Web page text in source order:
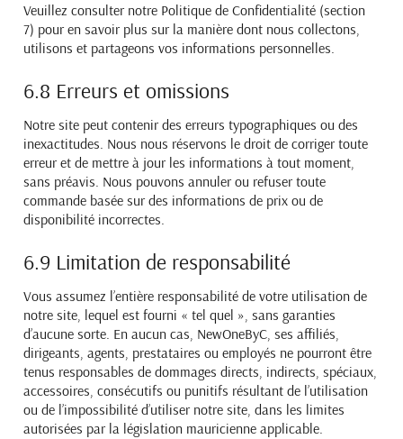
Veuillez consulter notre Politique de Confidentialité (section
7) pour en savoir plus sur la manière dont nous collectons,
utilisons et partageons vos informations personnelles.
6.8 Erreurs et omissions
Notre site peut contenir des erreurs typographiques ou des
inexactitudes. Nous nous réservons le droit de corriger toute
erreur et de mettre à jour les informations à tout moment,
sans préavis. Nous pouvons annuler ou refuser toute
commande basée sur des informations de prix ou de
disponibilité incorrectes.
6.9 Limitation de responsabilité
Vous assumez l’entière responsabilité de votre utilisation de
notre site, lequel est fourni « tel quel », sans garanties
d’aucune sorte. En aucun cas, NewOneByC, ses affiliés,
dirigeants, agents, prestataires ou employés ne pourront être
tenus responsables de dommages directs, indirects, spéciaux,
accessoires, consécutifs ou punitifs résultant de l’utilisation
ou de l’impossibilité d’utiliser notre site, dans les limites
autorisées par la législation mauricienne applicable.